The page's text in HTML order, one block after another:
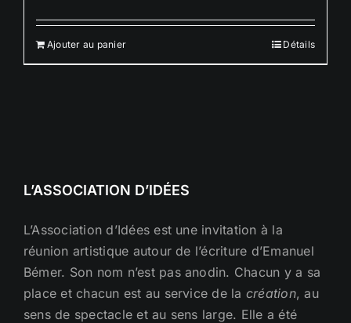
Ajouter au panier Détails
L’ASSOCIATION D’IDÉES
L’Association d’Idées est une invitation à la
réunion artistique autour de l’écriture d’Emanuel
Bémer. Son nom n’est pas anodin. Chacun y a sa
place et chacun est au service de la création, au
sens de spectacle et au sens large. Elle a été